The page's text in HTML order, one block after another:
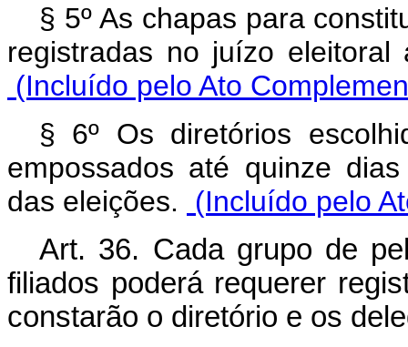
§ 5º As chapas para
registradas no juízo
(Incluído pelo Ato
§ 6º Os diretórios
empossados até quinze
das eleições.
(Incluído pelo
Art. 36. Cada grupo de
filiados poderá requerer
constarão o diretório e os